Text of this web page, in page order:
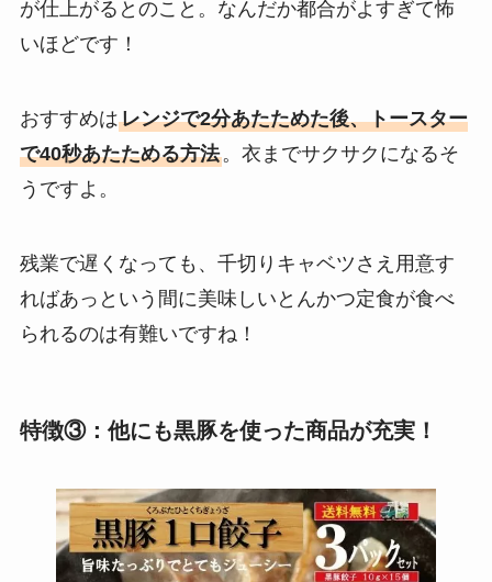
が仕上がるとのこと。なんだか都合がよすぎて怖
いほどです！
おすすめはレンジで2分あたためた後、トースター
で40秒あたためる方法。衣までサクサクになるそ
うですよ。
残業で遅くなっても、千切りキャベツさえ用意す
ればあっという間に美味しいとんかつ定食が食べ
られるのは有難いですね！
特徴③：他にも黒豚を使った商品が充実！